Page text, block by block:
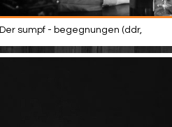
Der sumpf - begegnungen (ddr,